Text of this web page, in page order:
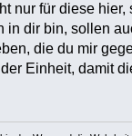
nur für diese
in dir bin, sollen
die du mir
Einheit, damit